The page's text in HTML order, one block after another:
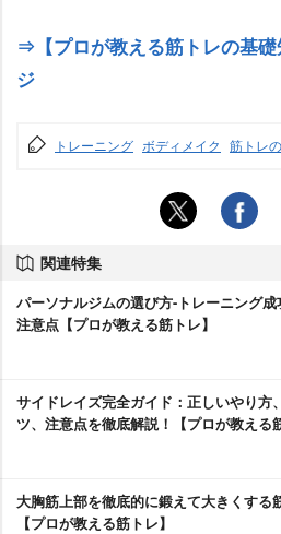
⇒【プロが教える筋トレの基
ジ
トレーニング ボディメイク 筋トレ
関連特集
パーソナルジムの選び方-トレーニング成
注意点【プロが教える筋トレ】
サイドレイズ完全ガイド：正しいやり方
ツ、注意点を徹底解説！【プロが教える
大胸筋上部を徹底的に鍛えて大きくする
【プロが教える筋トレ】